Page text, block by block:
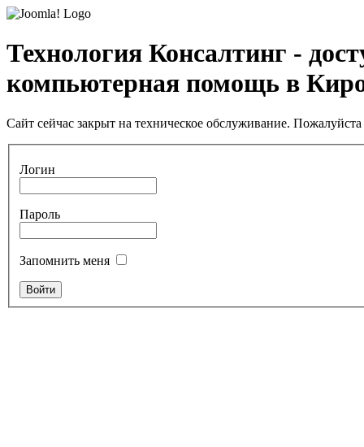
Технология Консалтинг -
компьютерная помощь в
Сайт сейчас закрыт на техническое обслуживание.
Логин
Пароль
Запомнить меня